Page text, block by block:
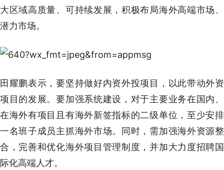
大区域高质量、可持续发展，积极布局海外高端市场、
潜力市场。
田耀鹏表示，要坚持做好内资外投项目，以此带动外资
项目的发展。要加强系统建设，对于主要业务在国内、
在海外有项目且有海外新签指标的二级单位，至少安排
一名班子成员主抓海外市场。同时，需加强海外资源整
合，完善和优化海外项目管理制度，并加大力度招聘国
际化高端人才。